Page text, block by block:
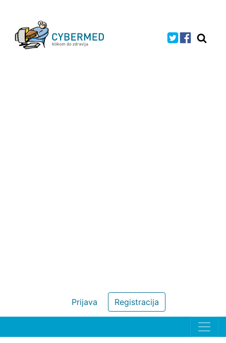
Registracija
Prijava